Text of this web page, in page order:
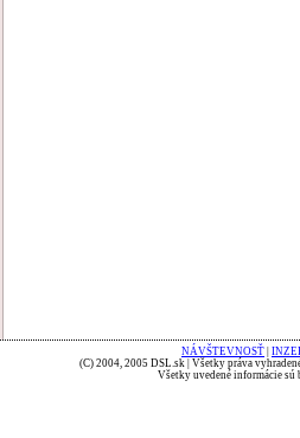
NÁVŠTEVNOSŤ
(C) 2004, 2005 DSL.sk | Všetky práva
Všetky uvedené informácie sú